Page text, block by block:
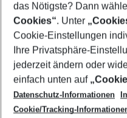
Footer
Footer navigation
Über uns
AGB
Cookie-Einstellungen
Cookie-Richtlinie
Datenschutz
Service & Hilfe
Barrierefreies Reisen
Check-in
Folgen Sie uns
das Nötigste? Dann
Cookies“. Unter
Cookie-Einstellungen
Ihre Privatsphäre-
jederzeit ändern oder
einfach unten auf
Datenschutz-Informationen
Cookie/Tracking-